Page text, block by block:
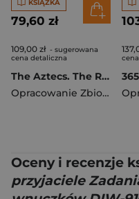
KSIĄŻKA
79,60 zł
109,00 zł - sugerowana
cena detaliczna
The Aztecs. The Rise and Fall of a Mighty Empire
Opracowanie Zbiorowe
Oceny i recenzje
przyjaciele